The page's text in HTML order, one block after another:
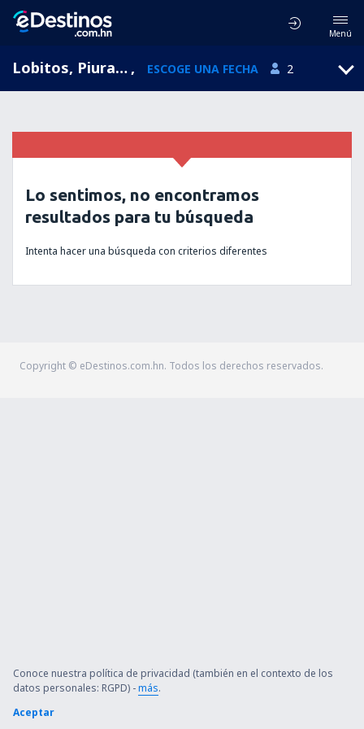
Menú
Lobitos, Piura, Perú , ESCOGE UNA FECHA 2
Lo sentimos, no encontramos
resultados para tu búsqueda
Intenta hacer una búsqueda con criterios diferentes
Copyright © eDestinos.com.hn. Todos los derechos reservados.
Conoce nuestra política de privacidad (también en el contexto de los
datos personales: RGPD) -más.
Aceptar